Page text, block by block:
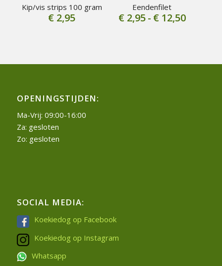
Kip/vis strips 100 gram
€ 2,95
Eendenfilet
€2,95- €12,50
OPENINGSTIJDEN:
Ma-Vrij: 09:00-16:00
Za: gesloten
Zo: gesloten
SOCIAL MEDIA:
Koekiedog op Facebook
Koekiedog op Instagram
Whatsapp